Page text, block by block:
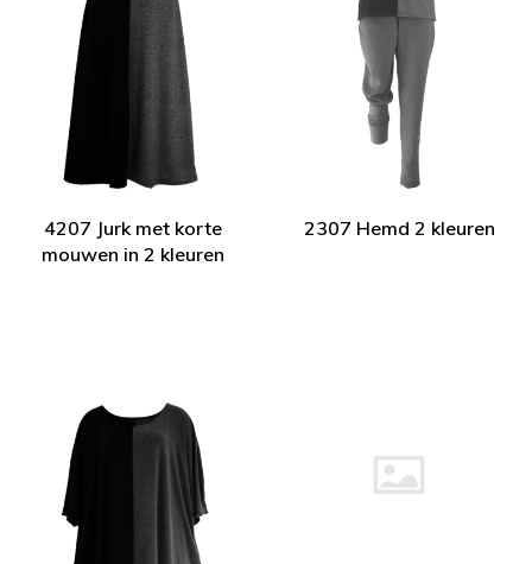
4207 Jurk met korte
mouwen in 2 kleuren
2307 Hemd 2 kleuren